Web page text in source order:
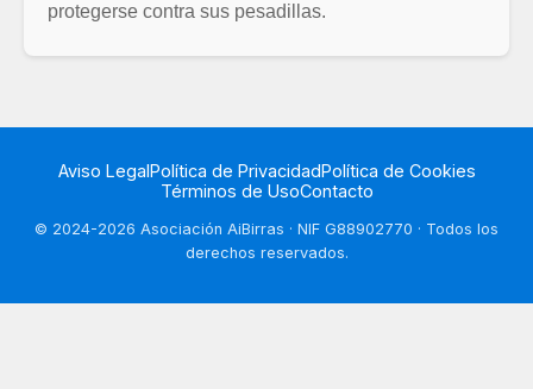
protegerse contra sus pesadillas.
Aviso LegalPolítica de PrivacidadPolítica de Cookies
Términos de UsoContacto
© 2024-2026 Asociación AiBirras · NIF G88902770 · Todos los
derechos reservados.